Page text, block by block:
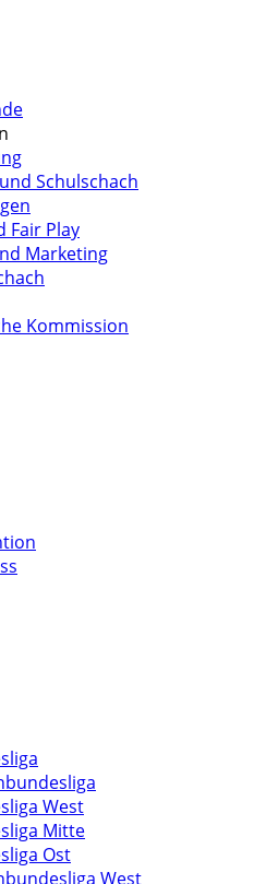
Schulschach
Fair Play
Marketing
Kommission
West
Mitte
Ost
West